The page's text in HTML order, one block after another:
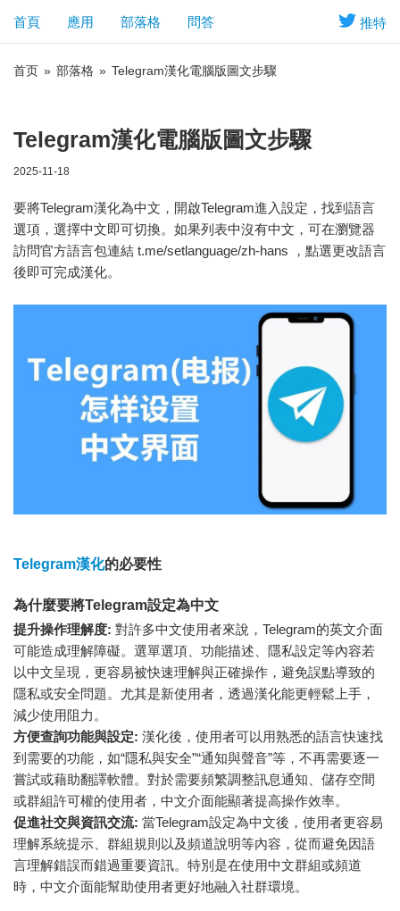
推特
首頁 應用 部落格 問答
首页 » 部落格 » Telegram漢化電腦版圖文步驟
Telegram漢化電腦版圖文步驟
2025-11-18
要將Telegram漢化為中文，開啟Telegram進入設定，找到語言
選項，選擇中文即可切換。如果列表中沒有中文，可在瀏覽器
訪問官方語言包連結 t.me/setlanguage/zh-hans ，點選更改語言
後即可完成漢化。
Telegram漢化的必要性
為什麼要將Telegram設定為中文
提升操作理解度: 對許多中文使用者來說，Telegram的英文介面
可能造成理解障礙。選單選項、功能描述、隱私設定等內容若
以中文呈現，更容易被快速理解與正確操作，避免誤點導致的
隱私或安全問題。尤其是新使用者，透過漢化能更輕鬆上手，
減少使用阻力。
方便查詢功能與設定: 漢化後，使用者可以用熟悉的語言快速找
到需要的功能，如“隱私與安全”“通知與聲音”等，不再需要逐一
嘗試或藉助翻譯軟體。對於需要頻繁調整訊息通知、儲存空間
或群組許可權的使用者，中文介面能顯著提高操作效率。
促進社交與資訊交流: 當Telegram設定為中文後，使用者更容易
理解系統提示、群組規則以及頻道說明等內容，從而避免因語
言理解錯誤而錯過重要資訊。特別是在使用中文群組或頻道
時，中文介面能幫助使用者更好地融入社群環境。